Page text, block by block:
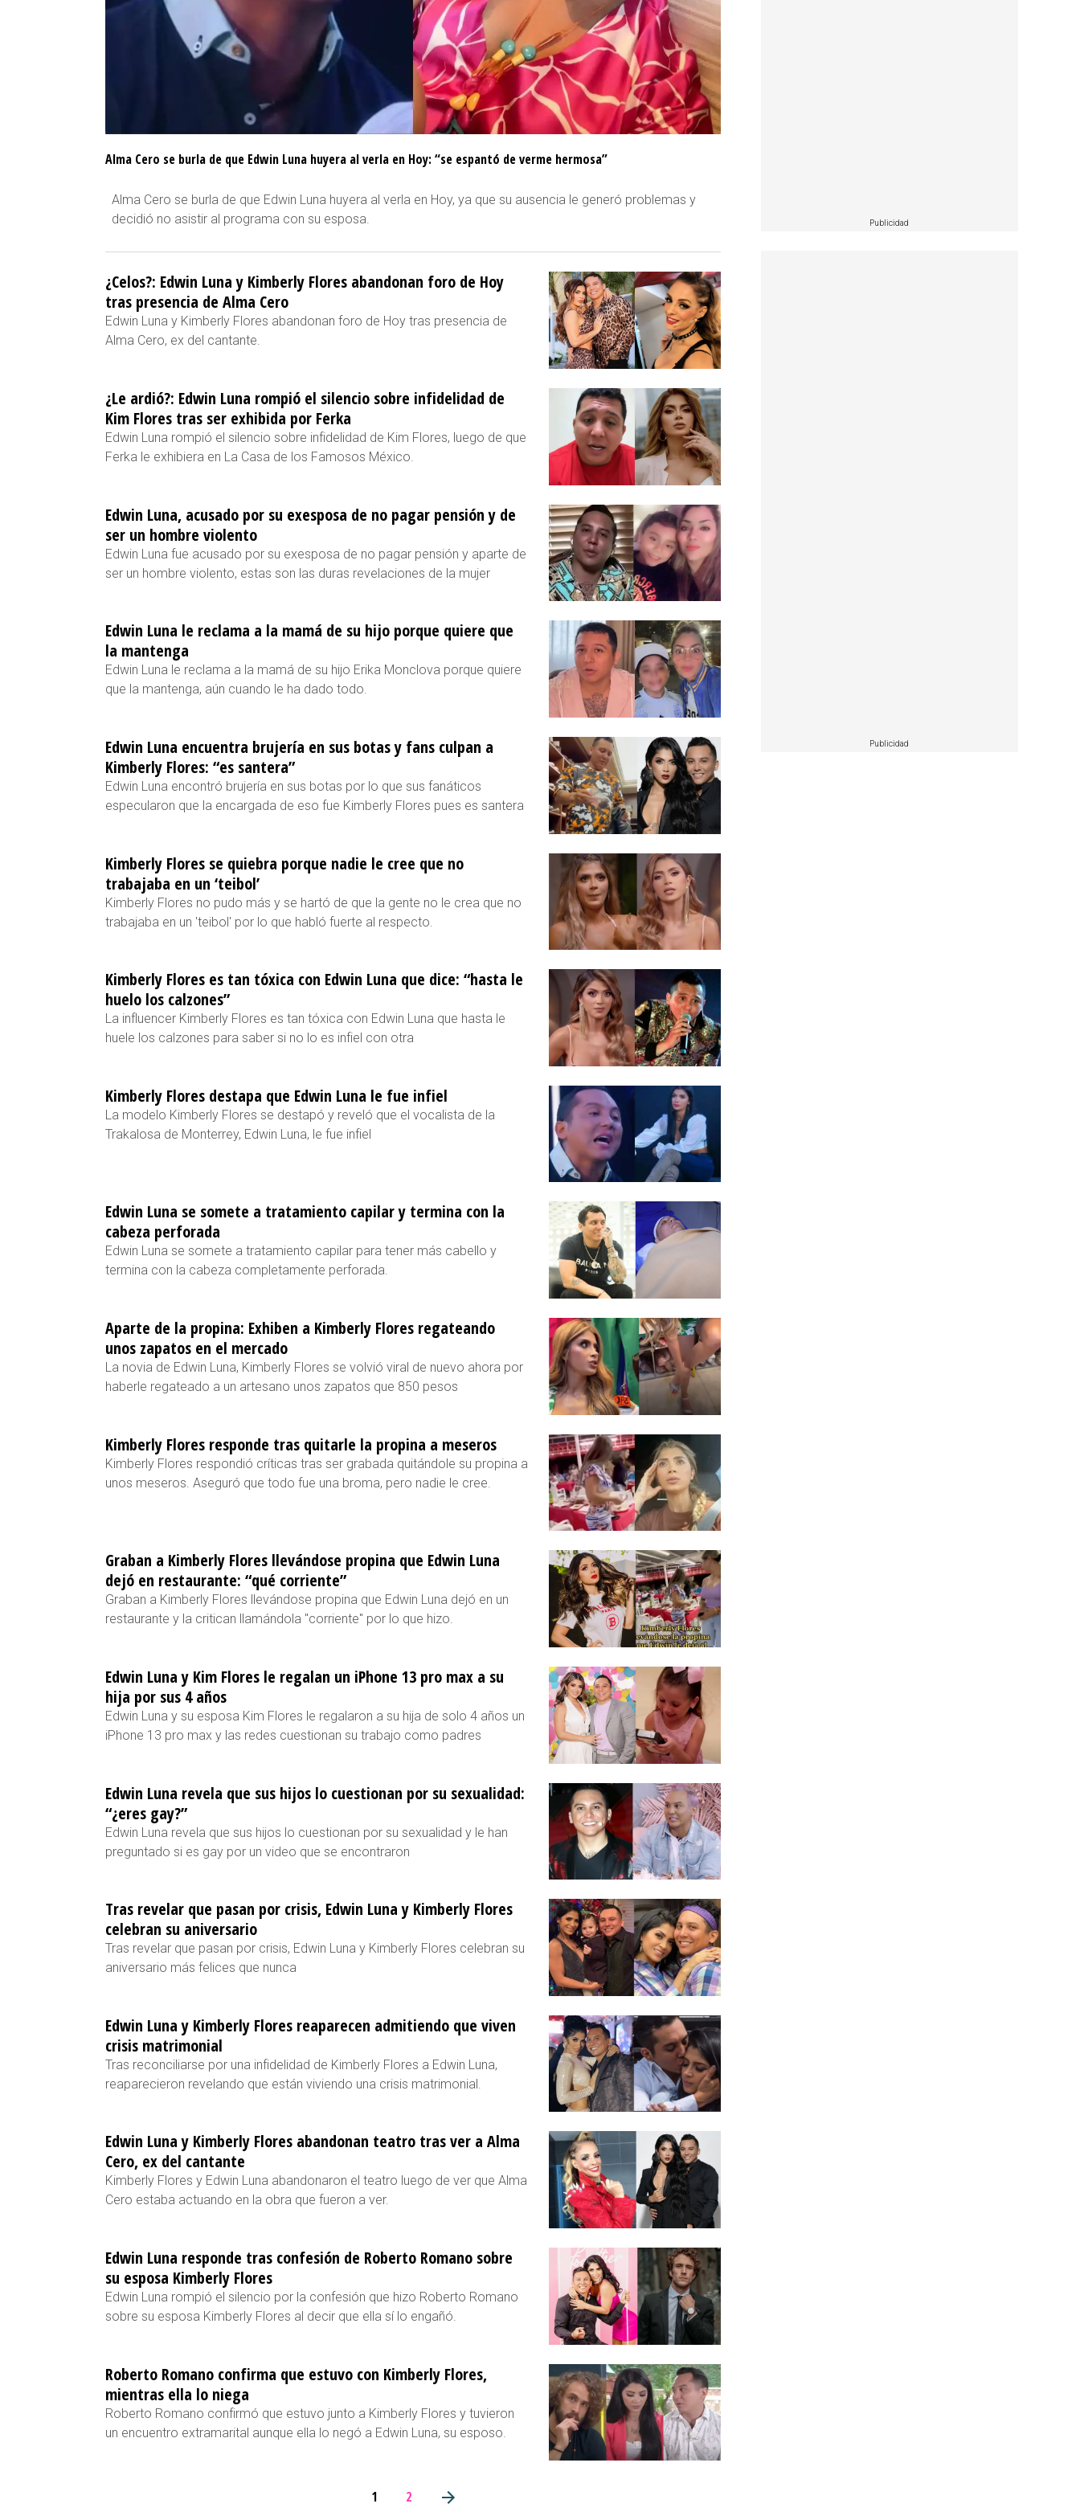
Alma Cero se burla de que Edwin Luna huyera al verla en Hoy: “se espantó de verme hermosa”
Alma Cero se burla de que Edwin Luna huyera al verla en Hoy, ya que su ausencia le generó problemas y
decidió no asistir al programa con su esposa.
¿Celos?: Edwin Luna y Kimberly Flores abandonan foro de Hoy
tras presencia de Alma Cero
Edwin Luna y Kimberly Flores abandonan foro de Hoy tras presencia de
Alma Cero, ex del cantante.
¿Le ardió?: Edwin Luna rompió el silencio sobre infidelidad de
Kim Flores tras ser exhibida por Ferka
Edwin Luna rompió el silencio sobre infidelidad de Kim Flores, luego de que
Ferka le exhibiera en La Casa de los Famosos México.
Edwin Luna, acusado por su exesposa de no pagar pensión y de
ser un hombre violento
Edwin Luna fue acusado por su exesposa de no pagar pensión y aparte de
ser un hombre violento, estas son las duras revelaciones de la mujer
Edwin Luna le reclama a la mamá de su hijo porque quiere que
la mantenga
Edwin Luna le reclama a la mamá de su hijo Erika Monclova porque quiere
que la mantenga, aún cuando le ha dado todo.
Edwin Luna encuentra brujería en sus botas y fans culpan a
Kimberly Flores: “es santera”
Edwin Luna encontró brujería en sus botas por lo que sus fanáticos
especularon que la encargada de eso fue Kimberly Flores pues es santera
Kimberly Flores se quiebra porque nadie le cree que no
trabajaba en un ‘teibol’
Kimberly Flores no pudo más y se hartó de que la gente no le crea que no
trabajaba en un 'teibol' por lo que habló fuerte al respecto.
Kimberly Flores es tan tóxica con Edwin Luna que dice: “hasta le
huelo los calzones”
La influencer Kimberly Flores es tan tóxica con Edwin Luna que hasta le
huele los calzones para saber si no lo es infiel con otra
Kimberly Flores destapa que Edwin Luna le fue infiel
La modelo Kimberly Flores se destapó y reveló que el vocalista de la
Trakalosa de Monterrey, Edwin Luna, le fue infiel
Edwin Luna se somete a tratamiento capilar y termina con la
cabeza perforada
Edwin Luna se somete a tratamiento capilar para tener más cabello y
termina con la cabeza completamente perforada.
Aparte de la propina: Exhiben a Kimberly Flores regateando
unos zapatos en el mercado
La novia de Edwin Luna, Kimberly Flores se volvió viral de nuevo ahora por
haberle regateado a un artesano unos zapatos que 850 pesos
Kimberly Flores responde tras quitarle la propina a meseros
Kimberly Flores respondió críticas tras ser grabada quitándole su propina a
unos meseros. Aseguró que todo fue una broma, pero nadie le cree.
Graban a Kimberly Flores llevándose propina que Edwin Luna
dejó en restaurante: “qué corriente”
Graban a Kimberly Flores llevándose propina que Edwin Luna dejó en un
restaurante y la critican llamándola "corriente" por lo que hizo.
Edwin Luna y Kim Flores le regalan un iPhone 13 pro max a su
hija por sus 4 años
Edwin Luna y su esposa Kim Flores le regalaron a su hija de solo 4 años un
iPhone 13 pro max y las redes cuestionan su trabajo como padres
Edwin Luna revela que sus hijos lo cuestionan por su sexualidad:
“¿eres gay?”
Edwin Luna revela que sus hijos lo cuestionan por su sexualidad y le han
preguntado si es gay por un video que se encontraron
Tras revelar que pasan por crisis, Edwin Luna y Kimberly Flores
celebran su aniversario
Tras revelar que pasan por crisis, Edwin Luna y Kimberly Flores celebran su
aniversario más felices que nunca
Edwin Luna y Kimberly Flores reaparecen admitiendo que viven
crisis matrimonial
Tras reconciliarse por una infidelidad de Kimberly Flores a Edwin Luna,
reaparecieron revelando que están viviendo una crisis matrimonial.
Edwin Luna y Kimberly Flores abandonan teatro tras ver a Alma
Cero, ex del cantante
Kimberly Flores y Edwin Luna abandonaron el teatro luego de ver que Alma
Cero estaba actuando en la obra que fueron a ver.
Edwin Luna responde tras confesión de Roberto Romano sobre
su esposa Kimberly Flores
Edwin Luna rompió el silencio por la confesión que hizo Roberto Romano
sobre su esposa Kimberly Flores al decir que ella sí lo engañó.
Roberto Romano confirma que estuvo con Kimberly Flores,
mientras ella lo niega
Roberto Romano confirmó que estuvo junto a Kimberly Flores y tuvieron
un encuentro extramarital aunque ella lo negó a Edwin Luna, su esposo.
1 2
Publicidad
Publicidad